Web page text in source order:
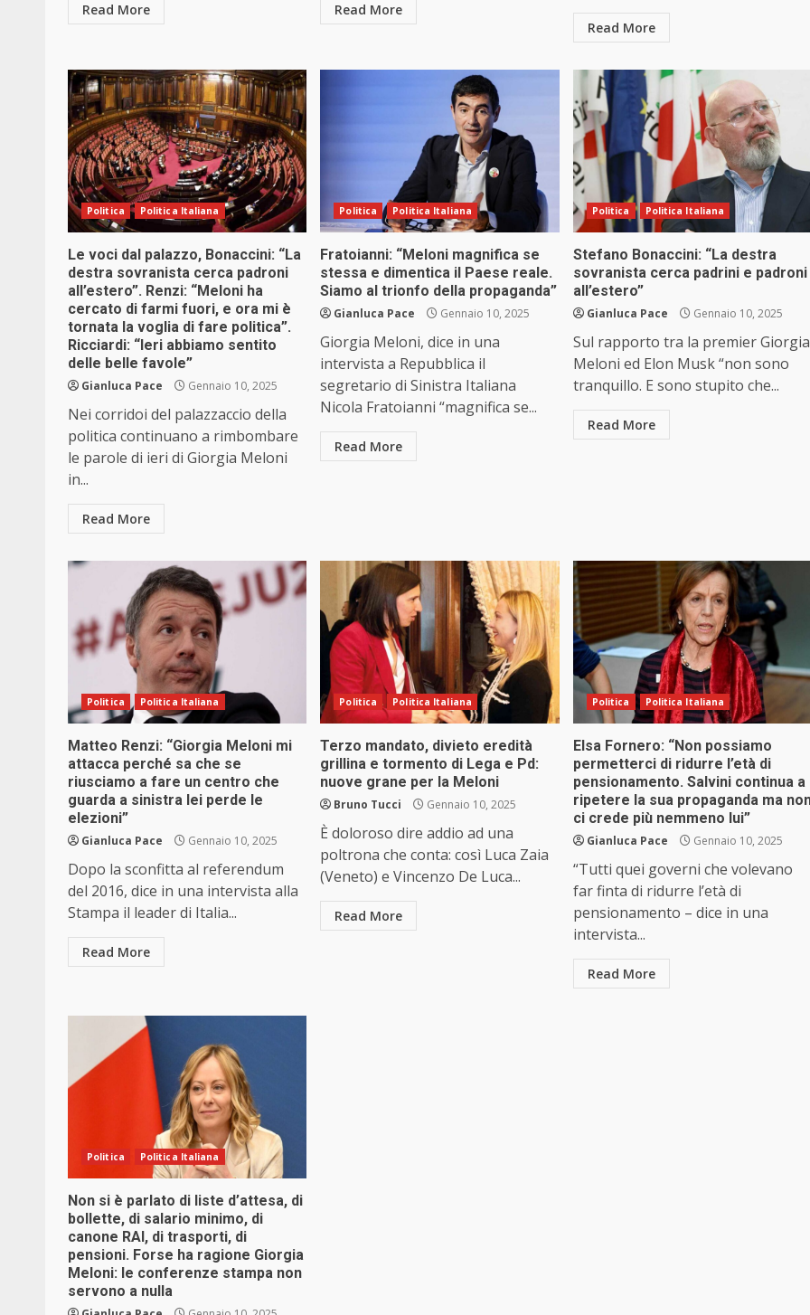
Read More Read More
Read More
Politica Politica Italiana
Le voci dal palazzo, Bonaccini: “La
destra sovranista cerca padroni
all’estero”. Renzi: “Meloni ha
cercato di farmi fuori, e ora mi è
tornata la voglia di fare politica”.
Ricciardi: “Ieri abbiamo sentito
delle belle favole”
Gianluca Pace Gennaio 10, 2025
Nei corridoi del palazzaccio della
politica continuano a rimbombare
le parole di ieri di Giorgia Meloni
in...
Read More
Politica Politica Italiana
Fratoianni: “Meloni magnifica se
stessa e dimentica il Paese reale.
Siamo al trionfo della propaganda”
Gianluca Pace Gennaio 10, 2025
Giorgia Meloni, dice in una
intervista a Repubblica il
segretario di Sinistra Italiana
Nicola Fratoianni “magnifica se...
Read More
Politica Politica Italiana
Stefano Bonaccini: “La destra
sovranista cerca padrini e padroni
all’estero”
Gianluca Pace Gennaio 10, 2025
Sul rapporto tra la premier Giorgia
Meloni ed Elon Musk “non sono
tranquillo. E sono stupito che...
Read More
Politica Politica Italiana
Matteo Renzi: “Giorgia Meloni mi
attacca perché sa che se
riusciamo a fare un centro che
guarda a sinistra lei perde le
elezioni”
Gianluca Pace Gennaio 10, 2025
Dopo la sconfitta al referendum
del 2016, dice in una intervista alla
Stampa il leader di Italia...
Read More
Politica Politica Italiana
Terzo mandato, divieto eredità
grillina e tormento di Lega e Pd:
nuove grane per la Meloni
Bruno Tucci Gennaio 10, 2025
È doloroso dire addio ad una
poltrona che conta: così Luca Zaia
(Veneto) e Vincenzo De Luca...
Read More
Politica Politica Italiana
Elsa Fornero: “Non possiamo
permetterci di ridurre l’età di
pensionamento. Salvini continua a
ripetere la sua propaganda ma
ci crede più nemmeno lui”
Gianluca Pace Gennaio 10, 2025
“Tutti quei governi che volevano
far finta di ridurre l’età di
pensionamento – dice in una
intervista...
Read More
Politica Politica Italiana
Non si è parlato di liste d’attesa, di
bollette, di salario minimo, di
canone RAI, di trasporti, di
pensioni. Forse ha ragione Giorgia
Meloni: le conferenze stampa non
servono a nulla